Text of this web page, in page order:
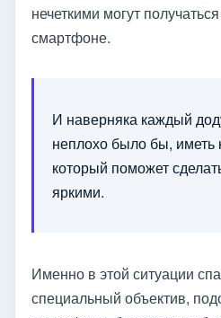
нечеткими могут
смартфоне.
И наверняка каждый
неплохо было бы, иметь
который поможет
яркими.
Именно в этой ситуации
специальный объектив,